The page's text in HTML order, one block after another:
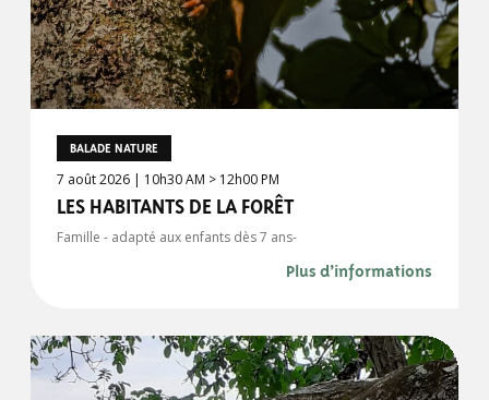
BALADE NATURE
7 août 2026 | 10h30 AM > 12h00 PM
LES HABITANTS DE LA FORÊT
Famille - adapté aux enfants dès 7 ans-
Plus d’informations